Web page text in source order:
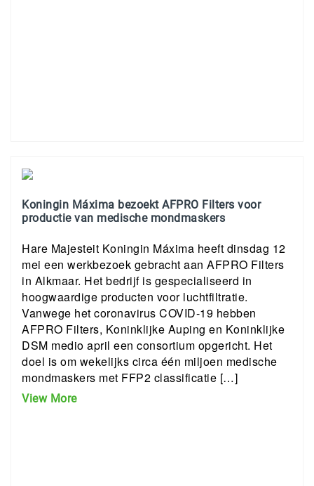
Koningin Máxima bezoekt AFPRO Filters voor
productie van medische mondmaskers
Hare Majesteit Koningin Máxima heeft dinsdag 12
mei een werkbezoek gebracht aan AFPRO Filters
in Alkmaar. Het bedrijf is gespecialiseerd in
hoogwaardige producten voor luchtfiltratie.
Vanwege het coronavirus COVID-19 hebben
AFPRO Filters, Koninklijke Auping en Koninklijke
DSM medio april een consortium opgericht. Het
doel is om wekelijks circa één miljoen medische
mondmaskers met FFP2 classificatie […]
View More